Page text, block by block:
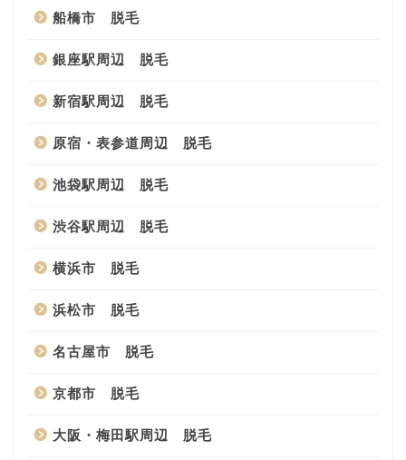
船橋市 脱毛
銀座駅周辺 脱毛
新宿駅周辺 脱毛
原宿・表参道周辺 脱毛
池袋駅周辺 脱毛
渋谷駅周辺 脱毛
横浜市 脱毛
浜松市 脱毛
名古屋市 脱毛
京都市 脱毛
大阪・梅田駅周辺 脱毛